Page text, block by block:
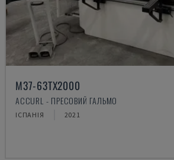
M37-63TX2000
ACCURL - ПРЕСОВИЙ ГАЛЬМО
ІСПАНІЯ 2021